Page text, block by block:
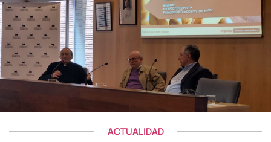
ACTUALIDAD